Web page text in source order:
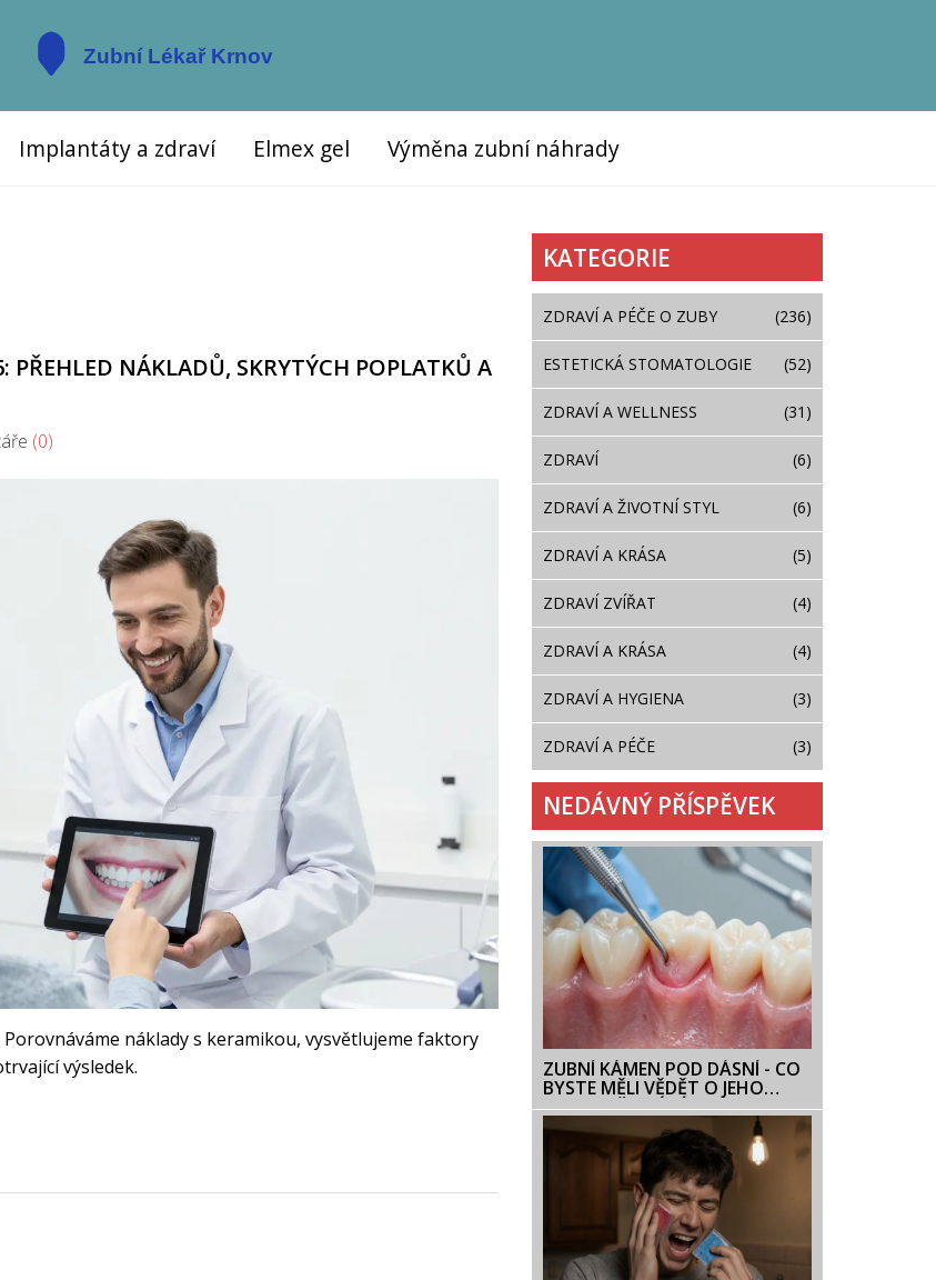
Implantáty a zdraví Elmex gel Výměna zubní náhrady
NÁKLADŮ, SKRYTÝCH POPLATKŮ A
(0)
náklady s keramikou, vysvětlujeme faktory
výsledek.
KATEGORIE
ZDRAVÍ A PÉČE O ZUBY (236)
ESTETICKÁ STOMATOLOGIE (52)
ZDRAVÍ A WELLNESS (31)
ZDRAVÍ (6)
ZDRAVÍ A ŽIVOTNÍ STYL (6)
ZDRAVÍ A KRÁSA (5)
ZDRAVÍ ZVÍŘAT (4)
ZDRAVÍ A KRÁSA (4)
ZDRAVÍ A HYGIENA (3)
ZDRAVÍ A PÉČE (3)
NEDÁVNÝ PŘÍSPĚVEK
ZUBNÍ KÁMEN POD DÁSNÍ - CO
BYSTE MĚLI VĚDĚT O JEHO
ODSTRAŇOVÁNÍ